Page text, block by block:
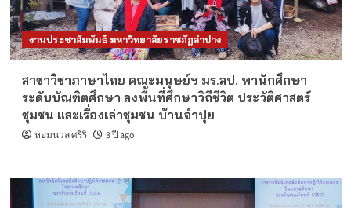
งานประชาสัมพันธ์ มหาวิทยาลัยราชภัฏลำปาง
สาขาวิชาภาษาไทย คณะมนุษย์ฯ มร.ลป. พานักศึกษา
ระดับบัณฑิตศึกษา ลงพื้นที่ศึกษาวิถีชีวิต ประวัติศาสตร์
ชุมชน และเรื่องเล่าชุมชน บ้านจำปุย
หอมนวล ศรีริ 3 ปี ago